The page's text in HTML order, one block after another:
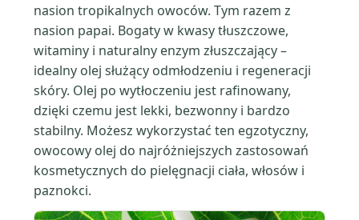
nasion tropikalnych owoców. Tym razem z
nasion papai. Bogaty w kwasy tłuszczowe,
witaminy i naturalny enzym złuszczający –
idealny olej służący odmłodzeniu i regeneracji
skóry. Olej po wytłoczeniu jest rafinowany,
dzięki czemu jest lekki, bezwonny i bardzo
stabilny. Możesz wykorzystać ten egzotyczny,
owocowy olej do najróżniejszych zastosowań
kosmetycznych do pielęgnacji ciała, włosów i
paznokci.